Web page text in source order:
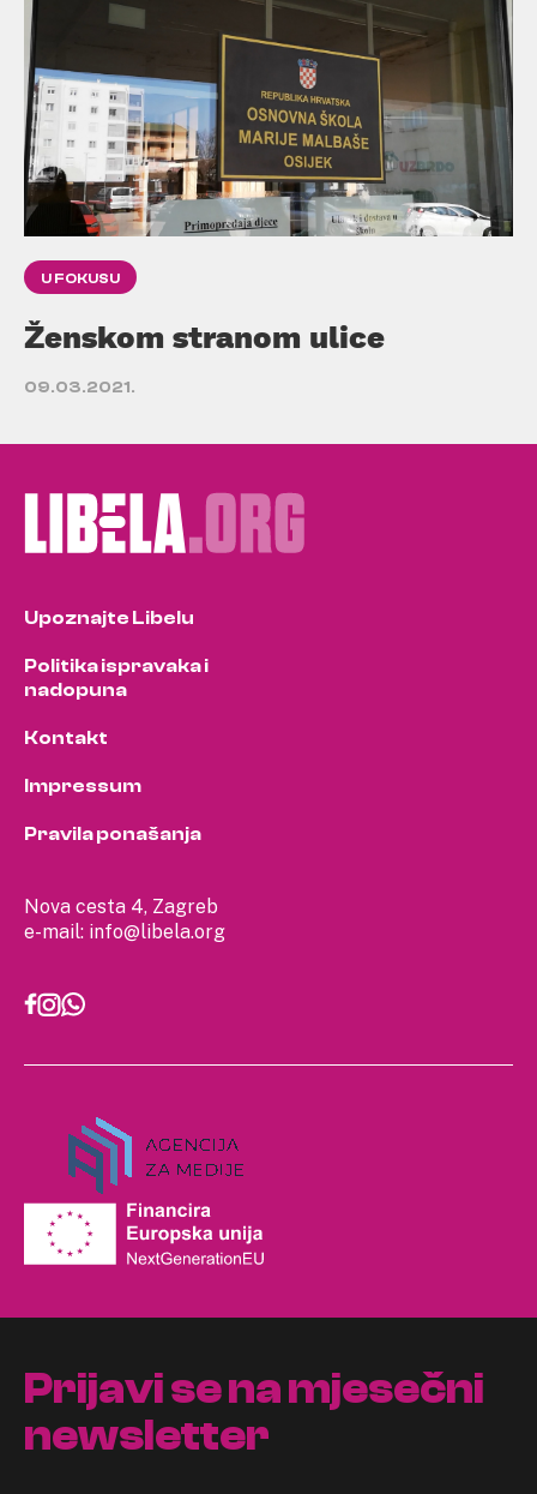
U FOKUSU
Ženskom stranom ulice
09.03.2021.
Nova cesta 4, Zagreb
e-mail: info@libela.org
Upoznajte Libelu
Politika ispravaka i
nadopuna
Kontakt
Impressum
Pravila ponašanja
Prijavi se na mjesečni
newsletter